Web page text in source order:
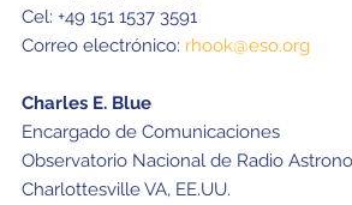
Cel: +49 151 1537 3591
Correo electrónico: rhook@eso.org
Charles E. Blue
Encargado de Comunicaciones
Observatorio Nacional de Radio
Charlottesville VA, EE.UU.